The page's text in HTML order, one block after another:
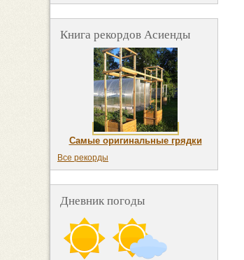
Книга рекордов Асиенды
Самые оригинальные грядки
Все рекорды
Дневник погоды